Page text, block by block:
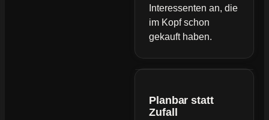
Interessenten an, die
im Kopf schon
gekauft haben.
Planbar statt
Zufall